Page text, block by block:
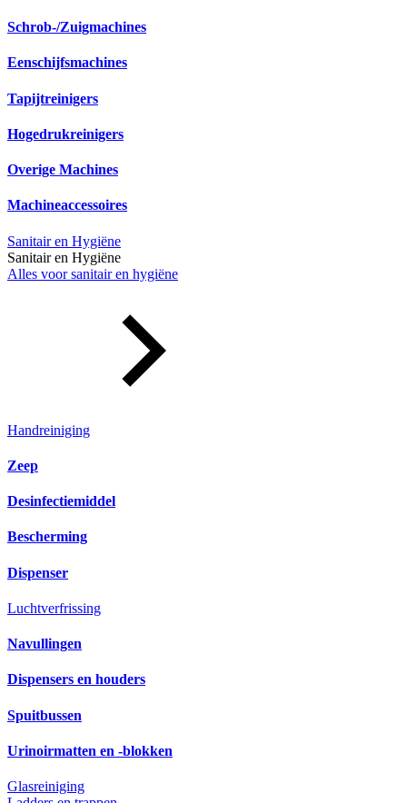
Schrob-/Zuigmachines
Eenschijfsmachines
Tapijtreinigers
Hogedrukreinigers
Overige Machines
Machineaccessoires
Sanitair en Hygiëne
Sanitair en Hygiëne
Alles voor sanitair en hygiëne
Handreiniging
Zeep
Desinfectiemiddel
Bescherming
Dispenser
Luchtverfrissing
Navullingen
Dispensers en houders
Spuitbussen
Urinoirmatten en -blokken
Glasreiniging